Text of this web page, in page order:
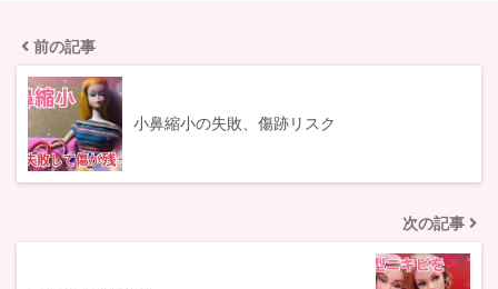
前の記事
小鼻縮小の失敗、傷跡リスク
次の記事